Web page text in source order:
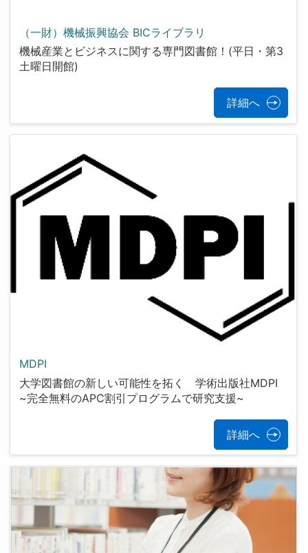
（一財）機械振興協会 BICライブラリ
機械産業とビジネスに関する専門図書館！(平日・第3
土曜日開館)
詳細へ
MDPI
大学図書館の新しい可能性を拓く 学術出版社MDPI
~完全無料のAPC割引プログラムで研究支援~
詳細へ